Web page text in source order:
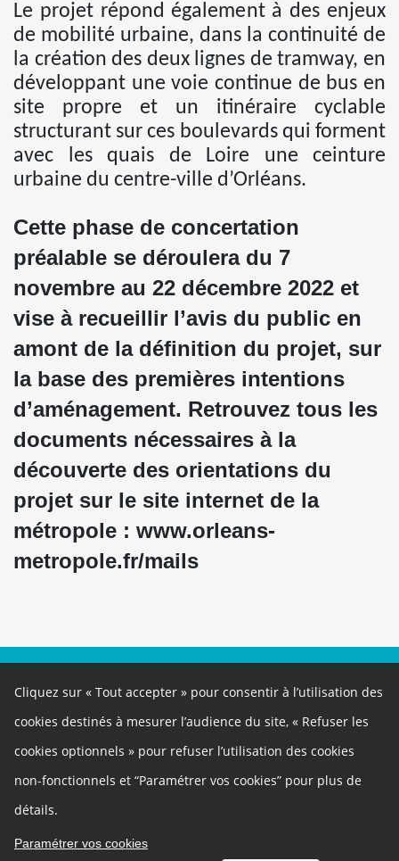
Le projet répond également à des enjeux
de mobilité urbaine, dans la continuité de
la création des deux lignes de tramway, en
développant une voie continue de bus en
site propre et un itinéraire cyclable
structurant sur ces boulevards qui forment
avec les quais de Loire une ceinture
urbaine du centre-ville d’Orléans.
Cette phase de concertation
préalable se déroulera du 7
novembre au 22 décembre 2022 et
vise à recueillir l’avis du public en
amont de la définition du projet, sur
la base des premières intentions
d’aménagement. Retrouvez tous les
documents nécessaires à la
découverte des orientations du
projet sur le site internet de la
métropole : www.orleans-
metropole.fr/mails
Cliquez sur « Tout accepter » pour consentir à l’utilisation des
cookies destinés à mesurer l’audience du site, « Refuser les
cookies optionnels » pour refuser l’utilisation des cookies
non-fonctionnels et “Paramétrer vos cookies” pour plus de
détails.
Paramétrer vos cookies
Ce site participatif a été réalisé grâce à la plateforme innovante de
participationCap Collectif, selon les principes de la démocratie
Autres liens
Cookies
Gestion des cookies
Politique de confidentialité
Contact